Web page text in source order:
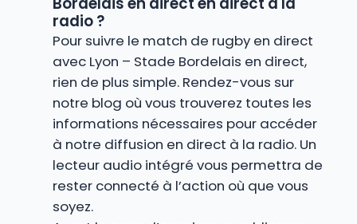
radio ?
Pour suivre le match de rugby en direct
avec Lyon – Stade Bordelais en direct,
rien de plus simple. Rendez-vous sur
notre blog où vous trouverez toutes les
informations nécessaires pour accéder
à notre diffusion en direct à la radio. Un
lecteur audio intégré vous permettra de
rester connecté à l’action où que vous
soyez.